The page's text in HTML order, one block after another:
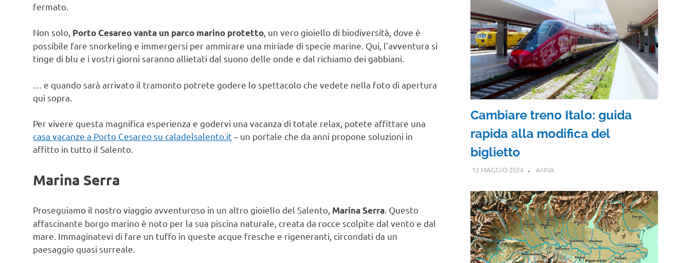
fermato.
Non solo, Porto Cesareo vanta un parco marino protetto, un vero gioiello di biodiversità, dove è
possibile fare snorkeling e immergersi per ammirare una miriade di specie marine. Qui, l’avventura si
tinge di blu e i vostri giorni saranno allietati dal suono delle onde e dal richiamo dei gabbiani.
… e quando sarà arrivato il tramonto potrete godere lo spettacolo che vedete nella foto di apertura
qui sopra.
Per vivere questa magnifica esperienza e godervi una vacanza di totale relax, potete affittare una
casa vacanze a Porto Cesareo su caladelsalento.it– un portale che da anni propone soluzioni in
affitto in tutto il Salento.
Marina Serra
Proseguiamo il nostro viaggio avventuroso in un altro gioiello del Salento, Marina Serra. Questo
affascinante borgo marino è noto per la sua piscina naturale, creata da rocce scolpite dal vento e dal
mare. Immaginatevi di fare un tuffo in queste acque fresche e rigeneranti, circondati da un
paesaggio quasi surreale.
Cambiare treno Italo: guida
rapida alla modifica del
biglietto
12 MAGGIO 2024 ANNA